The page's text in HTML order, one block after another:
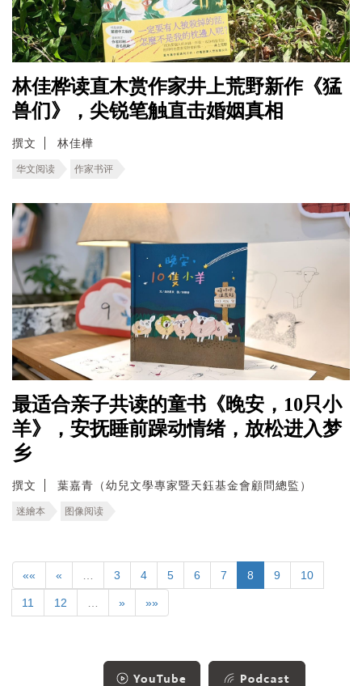
林佳桦读直木赏作家井上荒野新作《猛
兽们》，尖锐笔触直击婚姻真相
撰文 林佳樺
华文阅读 作家书评
最适合亲子共读的童书《晚安，10只小
羊》，安抚睡前躁动情绪，放松进入梦
乡
撰文 葉嘉青（幼兒文學專家暨天鈺基金會顧問總監）
迷繪本 图像阅读
«« « 3 4 5 6 7 8 9 10
11 12 » »»